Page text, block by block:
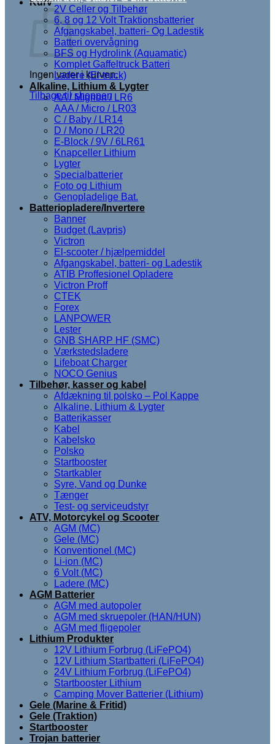
Kurv
Ingen varer i kurven.
Tilbage til shoppen
2V Celler og Tilbehør
6, 8 og 12 Volt Traktionsbatterier
Afgangskabel, batteri- Og Ladestik
Batteri overvågning
BFS og Hydrolink (Aquamatic)
Komplet Gaffeltruck Batteri
Ladere (El-truck)
Alkaline, Lithium & Lygter
AA / Mignon / LR6
AAA / Micro / LR03
C / Baby / LR14
D / Mono / LR20
E-Block / 9V / 6LR61
Knapceller Lithium
Lygter
Specialbatterier
Foto og Lithium
Genopladelige Bat.
Batteriopladere/Invertere
Banner
Budget (Lavpris)
Victron
El-scooter / hjælpemiddel
Afgangskabel, batteri- og Ladestik
ATIB Proffesionel Opladere
Victron Proff
CTEK
Forex
LANPOWER
Lester
GNB SHARP HF (SMC)
Værkstedsladere
Lifeboat Charger
NOCO Genius
Tilbehør, kasser og kabel
Afdækning til polsko – Pol Kappe
Alkaline, Lithium & Lygter
Batterikasser
Kabel
Kabelsko
Polsko
Startbooster
Startkabler
Syre, Vand og Dunke
Tænger
Test- og serviceudstyr
ATV, Motorcykel og Scooter
AGM (MC)
Gele (MC)
Konventionel (MC)
Li-ion (MC)
6 Volt (MC)
Ladere (MC)
AGM Batterier
AGM med autopoler
AGM med skruepoler (HAN/HUN)
AGM med fligepoler
Lithium Produkter
12V Lithium Forbrug (LiFePO4)
12V Lithium Startbatteri (LiFePO4)
24V Lithium Forbrug (LiFePO4)
Startbooster Lithium
Camping Mover Batterier (Lithium)
Gele (Marine & Fritid)
Gele (Traktion)
Startbooster
Trojan batterier